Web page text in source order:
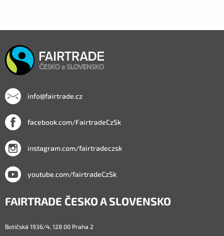
info@fairtrade.cz
facebook.com/FairtradeCzSk
instagram.com/fairtradeczsk
youtube.com/fairtradeCzSk
FAIRTRADE ČESKO A SLOVENSKO
Botičská 1936/4, 128 00 Praha 2